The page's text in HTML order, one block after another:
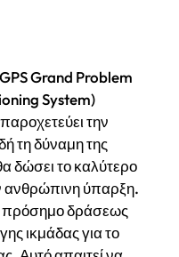
Grand Problem
System)
την
τη δύναμη της
δώσει το καλύτερο
ανθρώπινη ύπαρξη.
πρόσημο δράσεως
ικμάδας για το